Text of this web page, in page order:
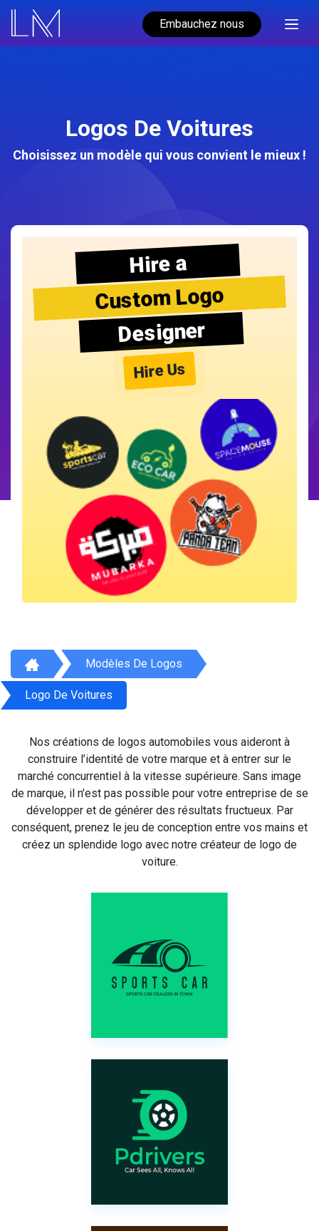
Embauchez nous
Logos De Voitures
Choisissez un modèle qui vous convient le mieux !
Hire a
Custom Logo
Designer
Hire Us
Modèles De Logos
Logo De Voitures
Nos créations de logos automobiles vous aideront à
construire l’identité de votre marque et à entrer sur le
marché concurrentiel à la vitesse supérieure. Sans image
de marque, il n’est pas possible pour votre entreprise de se
développer et de générer des résultats fructueux. Par
conséquent, prenez le jeu de conception entre vos mains et
créez un splendide logo avec notre créateur de logo de
voiture.